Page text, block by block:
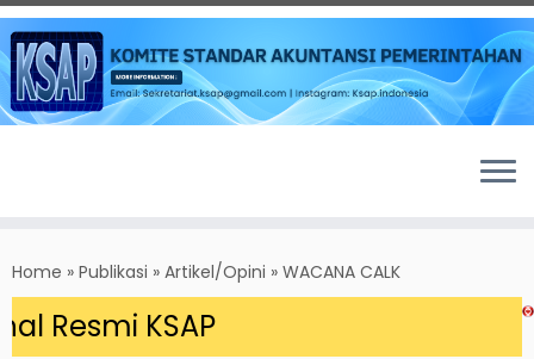
to
content
Home » Publikasi » Artikel/Opini » WACANA CALK
KSAP